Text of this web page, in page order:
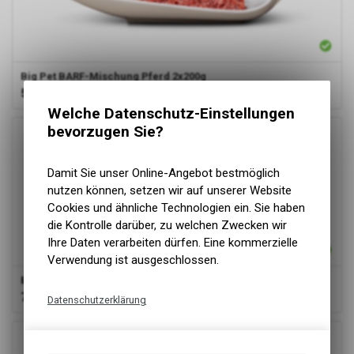
Big Pet BARF-Mischung Pferd 2x200g
5.50
Big Pet
7.50 CHF
Welche Datenschutz-Einstellungen
bevorzugen Sie?
Damit Sie unser Online-Angebot bestmöglich
nutzen können, setzen wir auf unserer Website
Cookies und ähnliche Technologien ein. Sie haben
die Kontrolle darüber, zu welchen Zwecken wir
Ihre Daten verarbeiten dürfen. Eine kommerzielle
Verwendung ist ausgeschlossen.
Datenschutzerklärung